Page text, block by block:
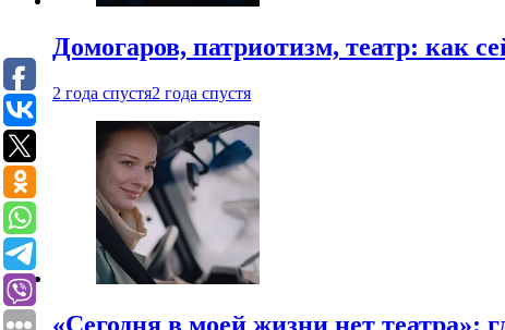
Домогаров, патриотизм, театр: как
2 года спустя2 года спустя
«Сегодня в моей жизни нет театра»: